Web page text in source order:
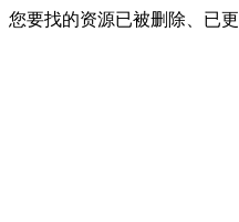
您要找的资源已被删除、已